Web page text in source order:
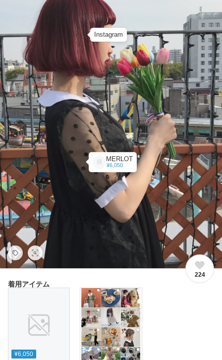
MERLOT
¥6,050
Instagram
224
着用アイテム
¥6,050